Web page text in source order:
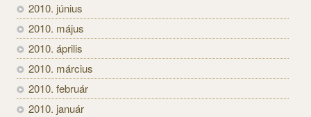
2010. június
2010. május
2010. április
2010. március
2010. február
2010. január